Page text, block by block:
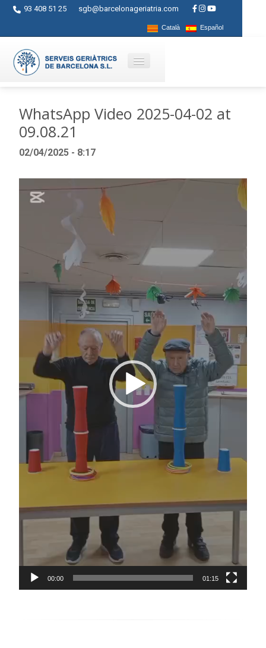
93 408 51 25 sgb@barcelonageriatria.com
Català Español
Serveis
Activitats
Centres
Ajuts
WhatsApp Video 2025-04-02 at
09.08.21
02/04/2025 - 8:17
00:00 01:15